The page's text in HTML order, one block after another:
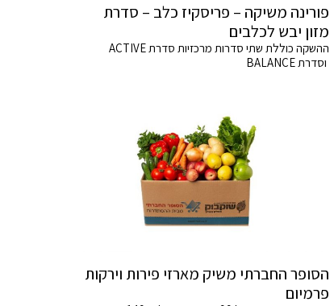
פורינה משיקה – פריסקיז כלב – סדרת
מזון יבש לכלבים
ההשקה כוללת שתי סדרות מרכזיות סדרת ACTIVE
וסדרת BALANCE
הסופר החברתי משיק מארזי פירות וירקות
פרמיום